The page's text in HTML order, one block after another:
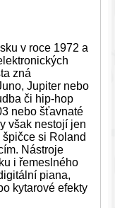
v roce 1972 a
zná
Jupiter nebo
či hip-hop
nebo šťavnaté
však nestojí jen
si Roland
Nástroje
i řemeslného
piana,
kytarové efekty